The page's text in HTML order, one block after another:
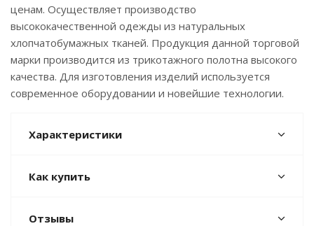
ценам. Осуществляет производство
высококачественной одежды из натуральных
хлопчатобумажных тканей. Продукция данной торговой
марки производится из трикотажного полотна высокого
качества. Для изготовления изделий используется
современное оборудовании и новейшие технологии.
Характеристики
Как купить
Отзывы